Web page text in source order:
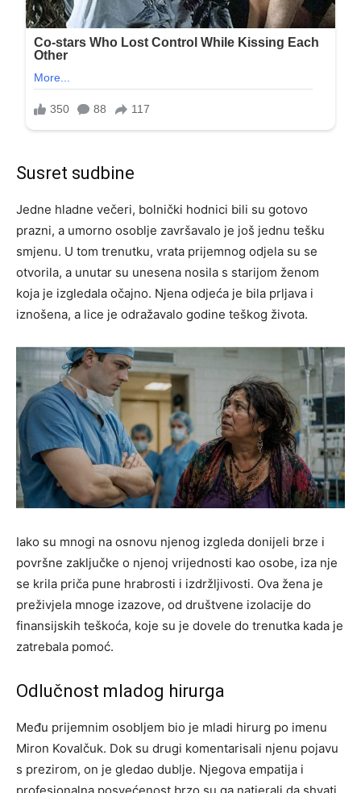
Susret sudbine
Jedne hladne večeri, bolnički hodnici bili su gotovo
prazni, a umorno osoblje završavalo je još jednu tešku
smjenu. U tom trenutku, vrata prijemnog odjela su se
otvorila, a unutar su unesena nosila s starijom ženom
koja je izgledala očajno. Njena odjeća je bila prljava i
iznošena, a lice je odražavalo godine teškog života.
Iako su mnogi na osnovu njenog izgleda donijeli brze i
površne zaključke o njenoj vrijednosti kao osobe, iza nje
se krila priča pune hrabrosti i izdržljivosti. Ova žena je
preživjela mnoge izazove, od društvene izolacije do
finansijskih teškoća, koje su je dovele do trenutka kada je
zatrebala pomoć.
Odlučnost mladog hirurga
Među prijemnim osobljem bio je mladi hirurg po imenu
Miron Kovalčuk. Dok su drugi komentarisali njenu pojavu
s prezirom, on je gledao dublje. Njegova empatija i